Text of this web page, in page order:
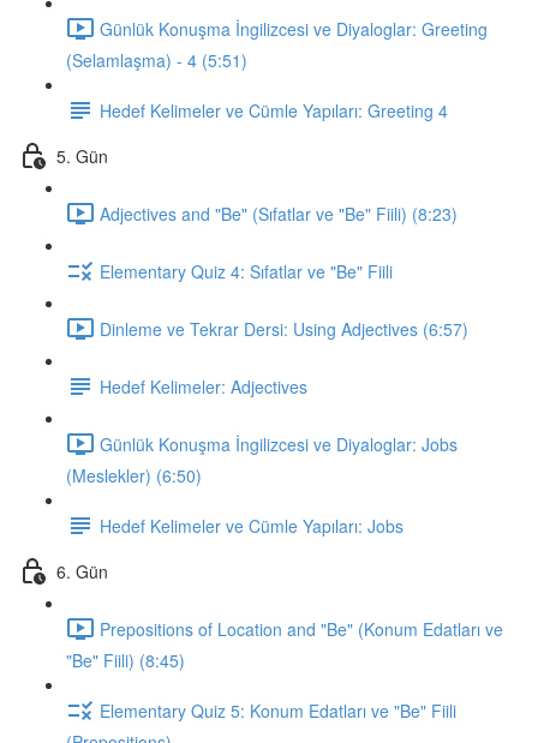
Günlük Konuşma İngilizcesi ve Diyaloglar: Greeting
(Selamlaşma) - 4 (5:51)
Hedef Kelimeler ve Cümle Yapıları: Greeting 4
5. Gün
Adjectives and "Be" (Sıfatlar ve "Be" Fiili) (8:23)
Elementary Quiz 4: Sıfatlar ve "Be" Fiili
Dinleme ve Tekrar Dersi: Using Adjectives (6:57)
Hedef Kelimeler: Adjectives
Günlük Konuşma İngilizcesi ve Diyaloglar: Jobs
(Meslekler) (6:50)
Hedef Kelimeler ve Cümle Yapıları: Jobs
6. Gün
Prepositions of Location and "Be" (Konum Edatları ve
"Be" Fiili) (8:45)
Elementary Quiz 5: Konum Edatları ve "Be" Fiili